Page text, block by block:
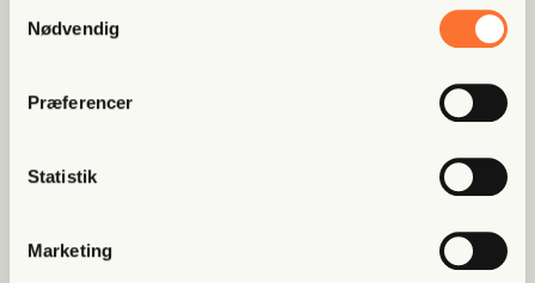
Nødvendig
Præferencer
Statistik
Marketing
Populære artikler
Fri Finans
spid­ser og er ble­vet hædret for